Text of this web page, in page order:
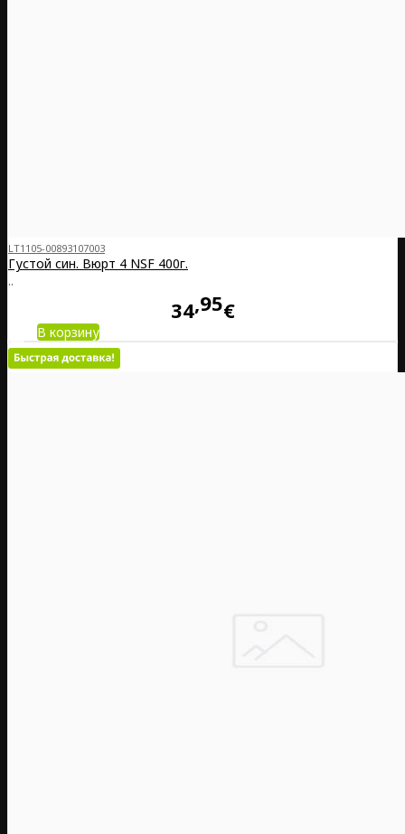
LT1105-00893107003
Густой син. Вюрт 4 NSF 400г.
..
34 95€
В корзину